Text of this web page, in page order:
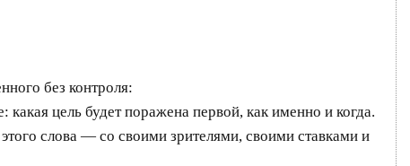
без контроля:
цель будет поражена первой, как именно и когда.
слова — со своими зрителями, своими ставками и